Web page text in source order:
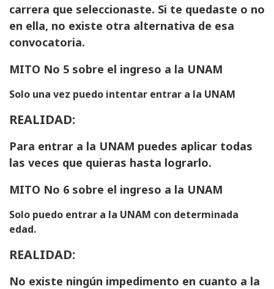
carrera que seleccionaste. Si te quedaste o no
en ella, no existe otra alternativa de esa
convocatoria.
MITO No 5 sobre el ingreso a la UNAM
Solo una vez puedo intentar entrar a la UNAM
REALIDAD:
Para entrar a la UNAM puedes aplicar todas
las veces que quieras hasta lograrlo.
MITO No 6 sobre el ingreso a la UNAM
Solo puedo entrar a la UNAM con determinada
edad.
REALIDAD:
No existe ningún impedimento en cuanto a la